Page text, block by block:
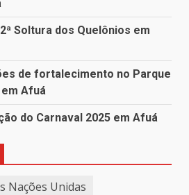
Soltura dos Quelônios em
de fortalecimento no Parque
em Afuá
do Carnaval 2025 em Afuá
Nações Unidas